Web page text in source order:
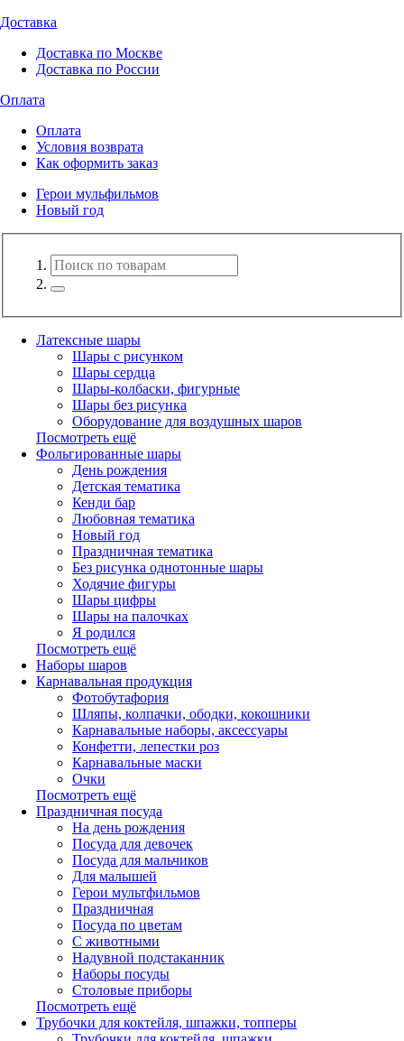
Доставка
Доставка по Москве
Доставка по России
Оплата
Оплата
Условия возврата
Как оформить заказ
Герои мульфильмов
Новый год
Латексные шары
Шары с рисунком
Шары сердца
Шары-колбаски, фигурные
Шары без рисунка
Оборудование для воздушных шаров
Посмотреть ещё
Фольгированные шары
День рождения
Детская тематика
Кенди бар
Любовная тематика
Новый год
Праздничная тематика
Без рисунка однотонные шары
Ходячие фигуры
Шары цифры
Шары на палочках
Я родился
Посмотреть ещё
Наборы шаров
Карнавальная продукция
Фотобутафория
Шляпы, колпачки, ободки, кокошники
Карнавальные наборы, аксессуары
Конфетти, лепестки роз
Карнавальные маски
Очки
Посмотреть ещё
Праздничная посуда
На день рождения
Посуда для девочек
Посуда для мальчиков
Для малышей
Герои мультфильмов
Праздничная
Посуда по цветам
С животными
Надувной подстаканник
Наборы посуды
Столовые приборы
Посмотреть ещё
Трубочки для коктейля, шпажки, топперы